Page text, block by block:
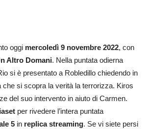
oggi mercoledì 9 novembre 2022, con
Altro Domani. Nella puntata odierna
si è presentato a Robledillo chiedendo in
che si scopra la verità la terrorizza. Kiros
del suo intervento in aiuto di Carmen.
per rivedere l’intera puntata
5 in replica streaming. Se vi siete persi